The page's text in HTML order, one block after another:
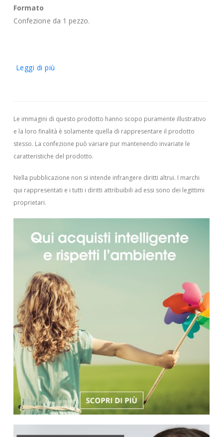
Formato
Confezione da 1 pezzo.
Leggi di più
Le immagini di questo prodotto hanno scopo puramente illustrativo
e la loro finalità è solamente quella di rappresentare il prodotto
stesso. La confezione può variare pur mantenendo invariate le
caratteristiche del prodotto.
Nella pubblicazione non si intende infrangere diritti altrui. I marchi
qui rappresentati e i tutti i diritti attribuibili ad essi sono dei legittimi
proprietari.